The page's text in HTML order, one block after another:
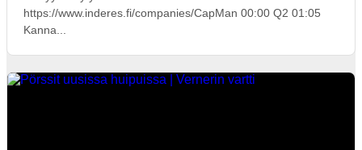
https://www.inderes.fi/companies/CapMan 00:00 Q2 01:05
Kanna...